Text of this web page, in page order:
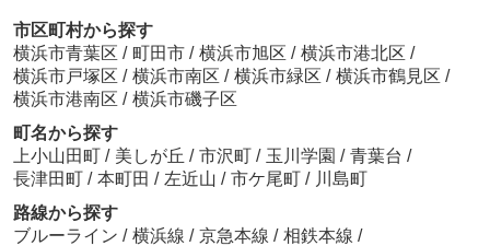
市区町村から探す
横浜市青葉区 / 町田市 / 横浜市旭区 / 横浜市港北区 /
横浜市戸塚区 / 横浜市南区 / 横浜市緑区 / 横浜市鶴見区 /
横浜市港南区 / 横浜市磯子区
町名から探す
上小山田町 / 美しが丘 / 市沢町 / 玉川学園 / 青葉台 /
長津田町 / 本町田 / 左近山 / 市ケ尾町 / 川島町
路線から探す
ブルーライン / 横浜線 / 京急本線 / 相鉄本線 /